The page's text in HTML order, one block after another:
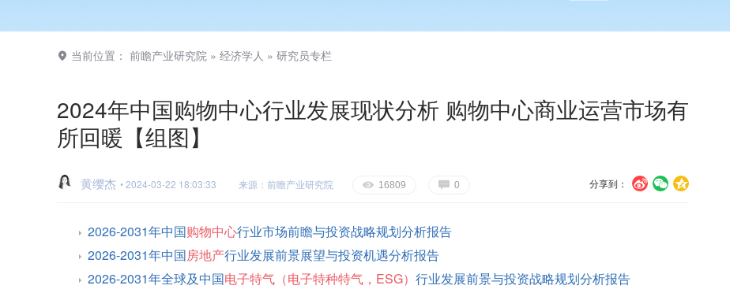
当前位置： 前瞻产业研究院 » 经济学人 » 研究员专栏
2024年中国购物中心行业发展现状分析 购物中心商业运营市场有
所回暖【组图】
U V c
分享到：
黄缨杰 • 2024-03-22 18:03:33 来源：前瞻产业研究院 E 16809 G 0
2026-2031年中国购物中心行业市场前瞻与投资战略规划分析报告
2026-2031年中国房地产行业发展前景展望与投资机遇分析报告
2026-2031年全球及中国电子特气（电子特种特气，ESG） 行业发展前景与投资战略规划分析报告